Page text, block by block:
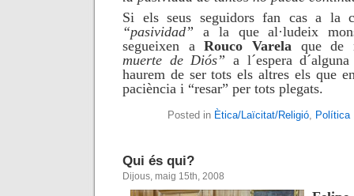
Si els seus seguidors fan cas a la
“pasividad” a la que al·ludeix
segueixen aRouco Varelaque de
muerte de Diós” a l´espera
haurem de ser tots els altres els que
paciència i “resar” per tots plegats.
Posted in Ètica/Laïcitat/Religió, Política
Qui és qui?
Dijous, maig 15th, 2008